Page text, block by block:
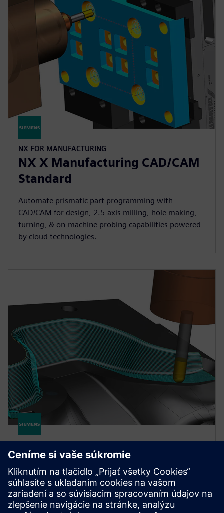
NX FOR MANUFACTURING
NX X Manufacturing CAD/CAM
Standard
Automate prismatic part programming with
CAD/CAM for design, 2.5-axis milling, hole making,
turning, & on-machine probing capabilities powered
by cloud technologies.
NX X Manufacturing CAD/CAM
Advanced
Program freeform parts with CAD/CAM functionality
building upon the Standard product, using 3-axis